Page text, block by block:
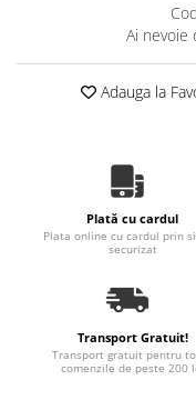
Ai nevoie
Adauga la
Plată cu cardul
Plata online cu cardul prin
securizat
Transport Gratuit!
Transport gratuit pentru
comenzile de peste 200